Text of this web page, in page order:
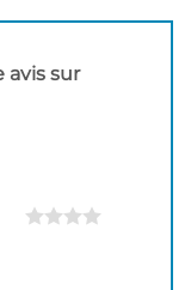
avis sur